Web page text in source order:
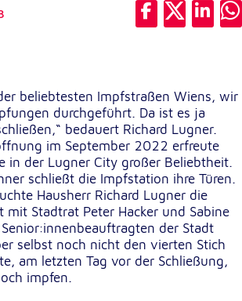
beliebtesten Impfstraßen Wiens, wir
durchgeführt. Da ist es ja
bedauert Richard Lugner.
im September 2022 erfreute
in der Lugner City großer Beliebtheit.
schließt die Impfstation ihre Türen.
Hausherr Richard Lugner die
mit Stadtrat Peter Hacker und Sabine
der Stadt
selbst noch nicht den vierten Stich
am letzten Tag vor der Schließung,
impfen.
speichert die ausgewählten
Optionen des Benutzers
erfassen Informationen anonym.